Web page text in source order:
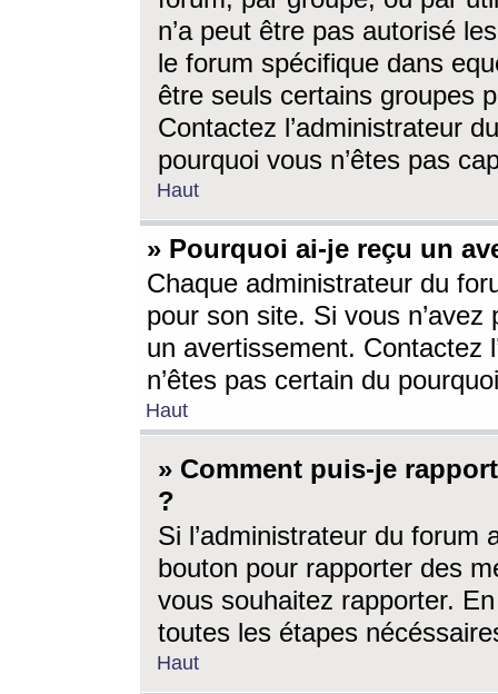
n’a peut être pas autorisé
le forum spécifique dans
être seuls certains groupes
Contactez l’administrateur
pourquoi vous n’êtes pas
Haut
» Pourquoi ai-je reçu un
Chaque administrateur du
pour son site. Si vous
un avertissement. Contactez
n’êtes pas certain du
Haut
» Comment puis-je
?
Si l’administrateur du forum
bouton pour rapporter des
vous souhaitez rapporter.
toutes les étapes
Haut